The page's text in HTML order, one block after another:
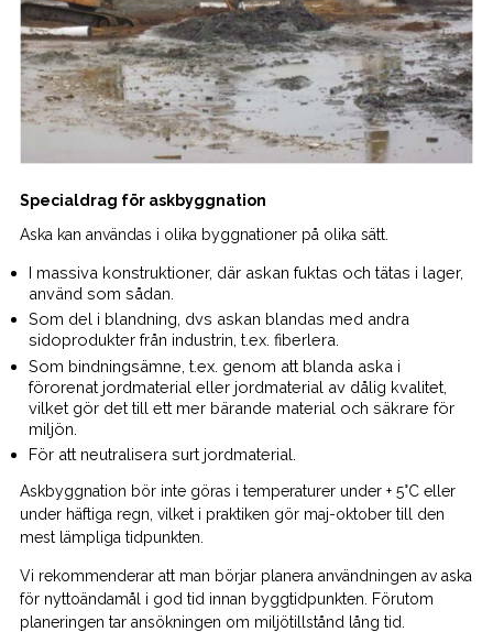
Specialdrag för askbyggnation
Aska kan användas i olika byggnationer på olika sätt.
I massiva konstruktioner, där askan fuktas och tätas i lager,
använd som sådan.
Som del i blandning, dvs askan blandas med andra
sidoprodukter från industrin, t.ex. fiberlera.
Som bindningsämne, t.ex. genom att blanda aska i
förorenat jordmaterial eller jordmaterial av dålig kvalitet,
vilket gör det till ett mer bärande material och säkrare för
miljön.
För att neutralisera surt jordmaterial.
Askbyggnation bör inte göras i temperaturer under + 5°C eller
under häftiga regn, vilket i praktiken gör maj-oktober till den
mest lämpliga tidpunkten.
Vi rekommenderar att man börjar planera användningen av aska
för nyttoändamål i god tid innan byggtidpunkten. Förutom
planeringen tar ansökningen om miljötillstånd lång tid.